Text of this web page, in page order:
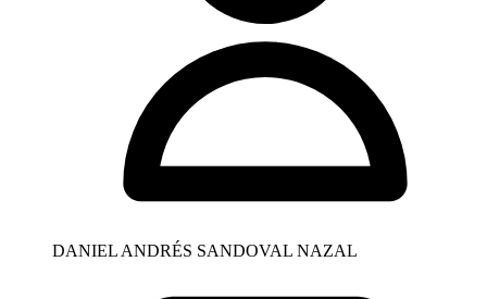
DANIEL ANDRÉS SANDOVAL NAZAL